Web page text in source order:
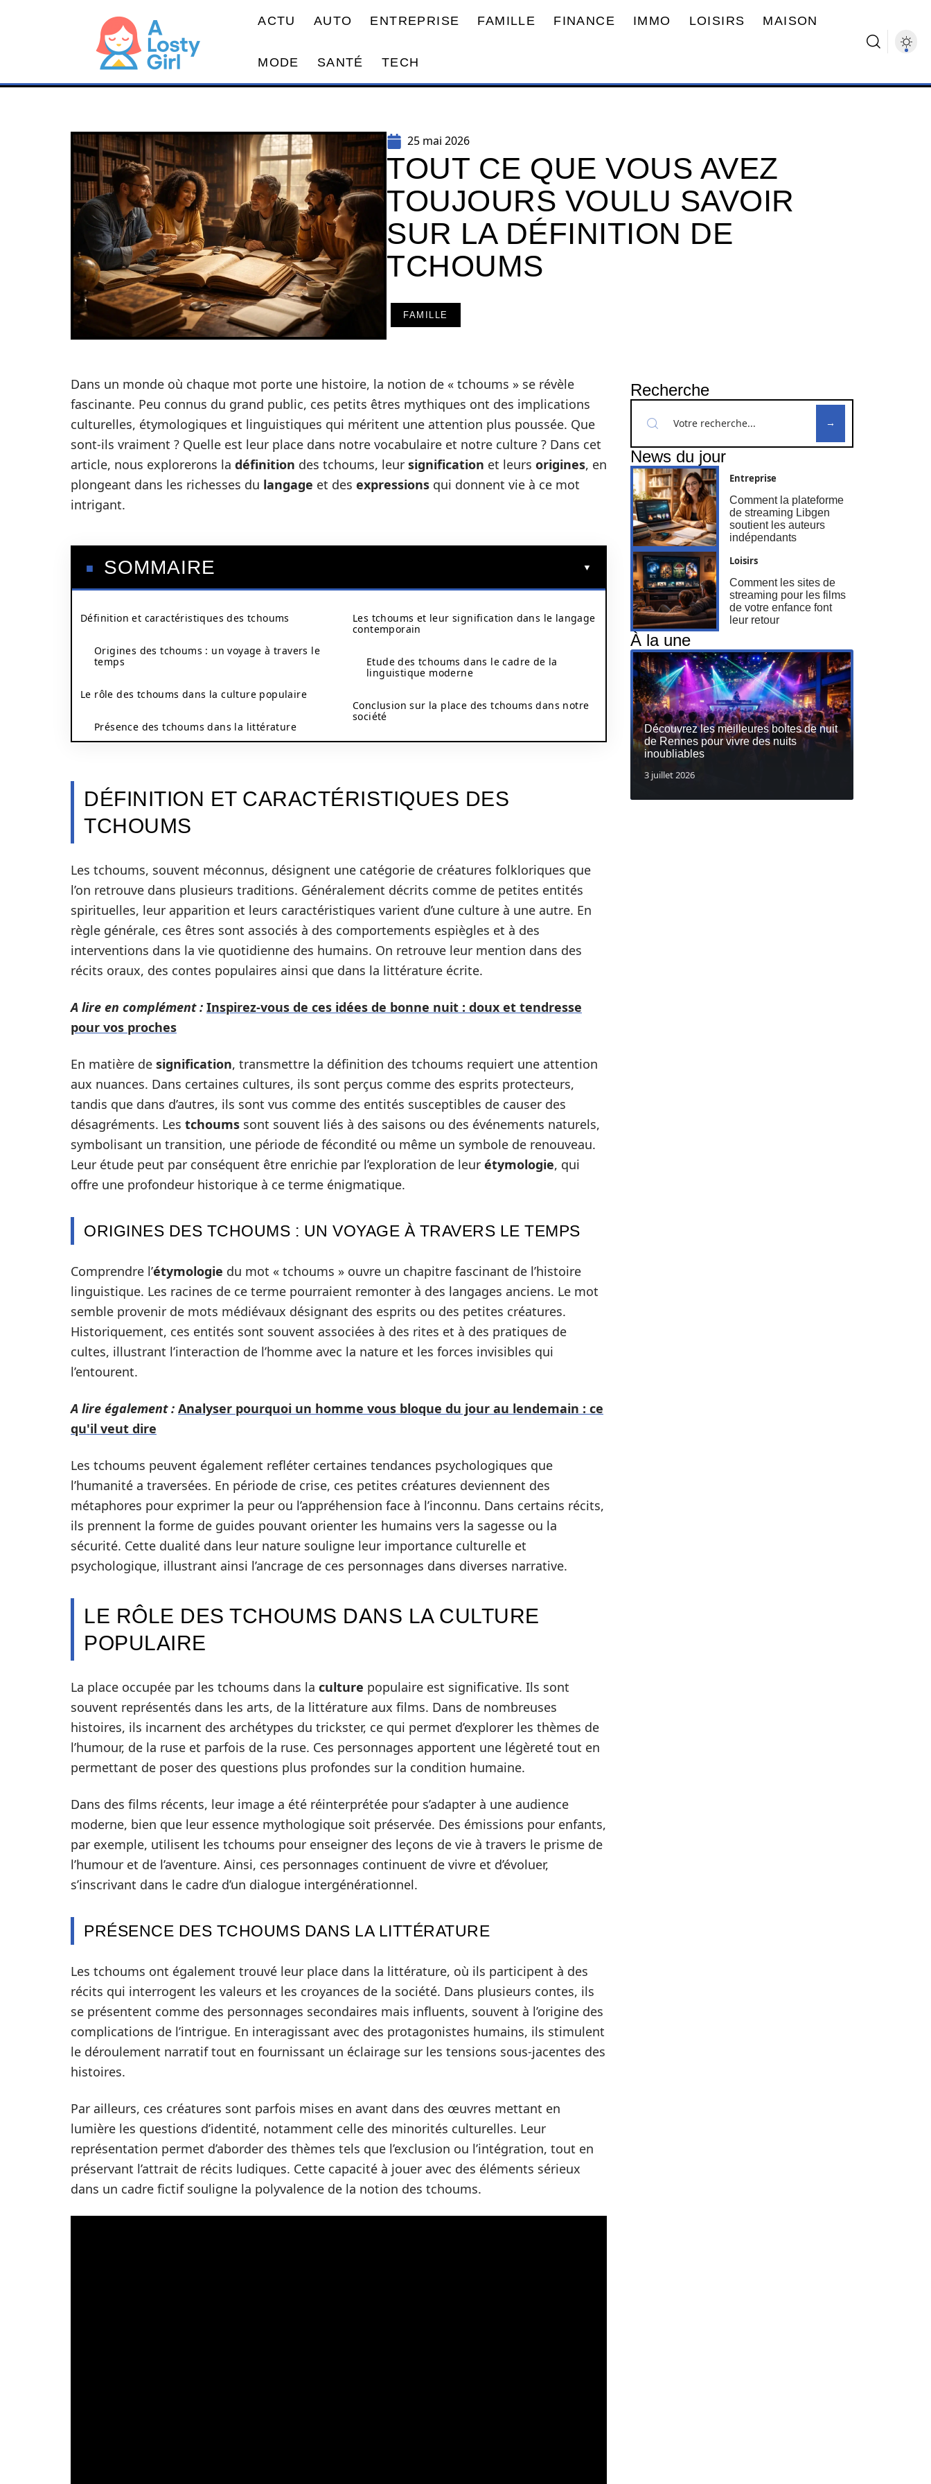
ACTU AUTO ENTREPRISE FAMILLE FINANCE IMMO LOISIRS MAISON
MODE SANTÉ TECH
25 mai 2026
TOUT CE QUE VOUS AVEZ
TOUJOURS VOULU SAVOIR
SUR LA DÉFINITION DE
TCHOUMS
FAMILLE
Dans un monde où chaque mot porte une histoire, la notion de « tchoums » se révèle
fascinante. Peu connus du grand public, ces petits êtres mythiques ont des implications
culturelles, étymologiques et linguistiques qui méritent une attention plus poussée. Que
sont-ils vraiment ? Quelle est leur place dans notre vocabulaire et notre culture ? Dans cet
article, nous explorerons la définition des tchoums, leur signification et leurs origines, en
plongeant dans les richesses du langage et des expressions qui donnent vie à ce mot
intrigant.
SOMMAIRE
Définition et caractéristiques des tchoums
Origines des tchoums : un voyage à travers le
temps
Le rôle des tchoums dans la culture populaire
Présence des tchoums dans la littérature
Les tchoums et leur signification dans le langage
contemporain
Etude des tchoums dans le cadre de la
linguistique moderne
Conclusion sur la place des tchoums dans notre
société
DÉFINITION ET CARACTÉRISTIQUES DES
TCHOUMS
Les tchoums, souvent méconnus, désignent une catégorie de créatures folkloriques que
l’on retrouve dans plusieurs traditions. Généralement décrits comme de petites entités
spirituelles, leur apparition et leurs caractéristiques varient d’une culture à une autre. En
règle générale, ces êtres sont associés à des comportements espiègles et à des
interventions dans la vie quotidienne des humains. On retrouve leur mention dans des
récits oraux, des contes populaires ainsi que dans la littérature écrite.
A lire en complément : Inspirez-vous de ces idées de bonne nuit : doux et tendresse
pour vos proches
En matière de signification, transmettre la définition des tchoums requiert une attention
aux nuances. Dans certaines cultures, ils sont perçus comme des esprits protecteurs,
tandis que dans d’autres, ils sont vus comme des entités susceptibles de causer des
désagréments. Les tchoums sont souvent liés à des saisons ou des événements naturels,
symbolisant un transition, une période de fécondité ou même un symbole de renouveau.
Leur étude peut par conséquent être enrichie par l’exploration de leur étymologie, qui
offre une profondeur historique à ce terme énigmatique.
ORIGINES DES TCHOUMS : UN VOYAGE À TRAVERS LE TEMPS
Comprendre l’étymologie du mot « tchoums » ouvre un chapitre fascinant de l’histoire
linguistique. Les racines de ce terme pourraient remonter à des langages anciens. Le mot
semble provenir de mots médiévaux désignant des esprits ou des petites créatures.
Historiquement, ces entités sont souvent associées à des rites et à des pratiques de
cultes, illustrant l’interaction de l’homme avec la nature et les forces invisibles qui
l’entourent.
A lire également : Analyser pourquoi un homme vous bloque du jour au lendemain : ce
qu'il veut dire
Les tchoums peuvent également refléter certaines tendances psychologiques que
l’humanité a traversées. En période de crise, ces petites créatures deviennent des
métaphores pour exprimer la peur ou l’appréhension face à l’inconnu. Dans certains récits,
ils prennent la forme de guides pouvant orienter les humains vers la sagesse ou la
sécurité. Cette dualité dans leur nature souligne leur importance culturelle et
psychologique, illustrant ainsi l’ancrage de ces personnages dans diverses narrative.
LE RÔLE DES TCHOUMS DANS LA CULTURE
POPULAIRE
La place occupée par les tchoums dans la culture populaire est significative. Ils sont
souvent représentés dans les arts, de la littérature aux films. Dans de nombreuses
histoires, ils incarnent des archétypes du trickster, ce qui permet d’explorer les thèmes de
l’humour, de la ruse et parfois de la ruse. Ces personnages apportent une légèreté tout en
permettant de poser des questions plus profondes sur la condition humaine.
Dans des films récents, leur image a été réinterprétée pour s’adapter à une audience
moderne, bien que leur essence mythologique soit préservée. Des émissions pour enfants,
par exemple, utilisent les tchoums pour enseigner des leçons de vie à travers le prisme de
l’humour et de l’aventure. Ainsi, ces personnages continuent de vivre et d’évoluer,
s’inscrivant dans le cadre d’un dialogue intergénérationnel.
PRÉSENCE DES TCHOUMS DANS LA LITTÉRATURE
Les tchoums ont également trouvé leur place dans la littérature, où ils participent à des
récits qui interrogent les valeurs et les croyances de la société. Dans plusieurs contes, ils
se présentent comme des personnages secondaires mais influents, souvent à l’origine des
complications de l’intrigue. En interagissant avec des protagonistes humains, ils stimulent
le déroulement narratif tout en fournissant un éclairage sur les tensions sous-jacentes des
histoires.
Par ailleurs, ces créatures sont parfois mises en avant dans des œuvres mettant en
lumière les questions d’identité, notamment celle des minorités culturelles. Leur
représentation permet d’aborder des thèmes tels que l’exclusion ou l’intégration, tout en
préservant l’attrait de récits ludiques. Cette capacité à jouer avec des éléments sérieux
dans un cadre fictif souligne la polyvalence de la notion des tchoums.
Recherche
News du jour
Entreprise
Comment la plateforme
de streaming Libgen
soutient les auteurs
indépendants
Loisirs
Comment les sites de
streaming pour les films
de votre enfance font
leur retour
À la une
Découvrez les meilleures boites de nuit
de Rennes pour vivre des nuits
inoubliables
3 juillet 2026